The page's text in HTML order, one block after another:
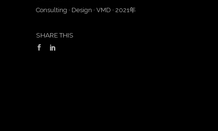
Consulting · Design · VMD · 2021年
SHARE THIS